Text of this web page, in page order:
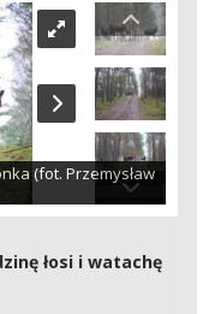
(fot. Przemysław
łosi i watachę